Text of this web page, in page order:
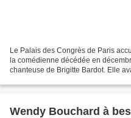
Le Palais des Congrès de Paris
la comédienne décédée en
chanteuse de Brigitte Bardot. Elle
Wendy Bouchard à